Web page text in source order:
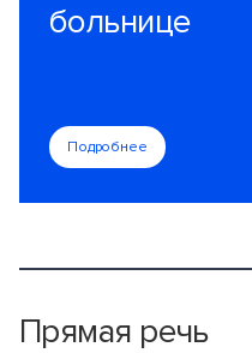
больнице
Подробнее
Прямая речь